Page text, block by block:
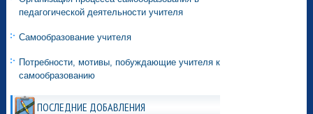
педагогической деятельности учителя
Самообразование учителя
Потребности, мотивы, побуждающие учителя к
самообразованию
ПОСЛЕДНИЕ ДОБАВЛЕНИЯ